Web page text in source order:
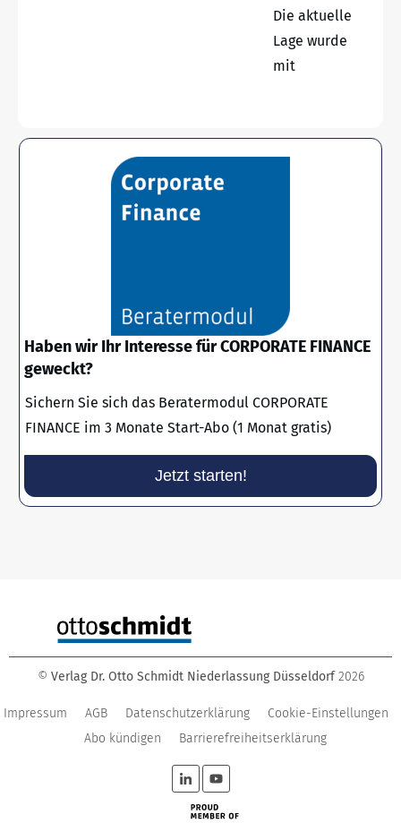
Die aktuelle
Lage wurde
mit
Haben wir Ihr Interesse für CORPORATE FINANCE
geweckt?
Sichern Sie sich das Beratermodul CORPORATE
FINANCE im 3 Monate Start-Abo (1 Monat gratis)
Jetzt starten!
© Verlag Dr. Otto Schmidt Niederlassung Düsseldorf 2026
Impressum AGB Datenschutzerklärung
Cookie-Einstellungen
Abo kündigen
Barrierefreiheitserklärung